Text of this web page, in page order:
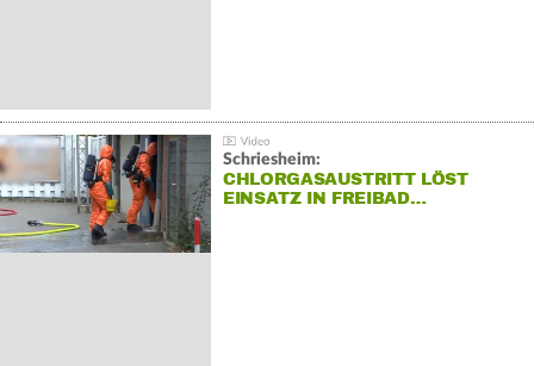
Schriesheim:
CHLORGASAUSTRITT LÖST
EINSATZ IN FREIBAD…